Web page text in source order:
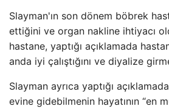
Slayman'ın son dönem böbrek
ettiğini ve organ nakline ihtiyacı
hastane, yaptığı açıklamada
anda iyi çalıştığını ve diyalize
Slayman ayrıca yaptığı
evine gidebilmenin hayatının “en